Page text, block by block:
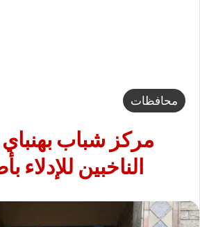
محافظات
مركز شباب
الناخبين للإدلاء